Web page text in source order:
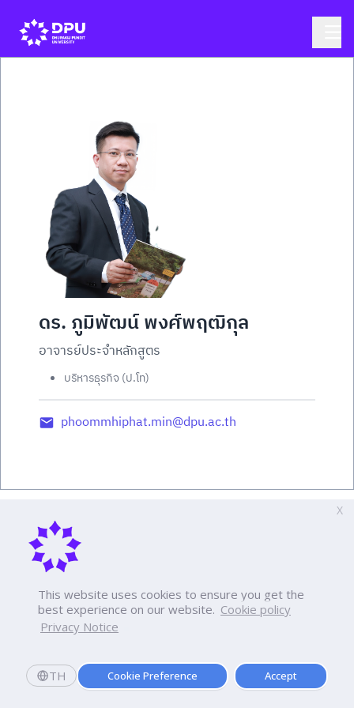
This website uses cookies to ensure you get the
best experience on our website. Cookie policy
Privacy Notice
TH Cookie Preference Accept
X
ดร. ภูมิพัฒน์ พงศ์พฤฒิกุล
อาจารย์ประจำหลักสูตร
บริหารธุรกิจ (ป.โท)
phoommhiphat.min@dpu.ac.th